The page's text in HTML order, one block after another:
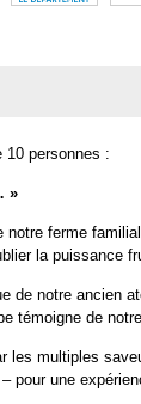
10 personnes :
»
notre ferme
la puissance
de notre ancien
témoigne de
les multiples
pour une